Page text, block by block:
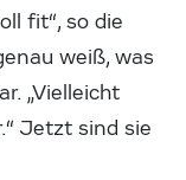
fit“, so die
weiß, was
„Vielleicht
Jetzt sind sie